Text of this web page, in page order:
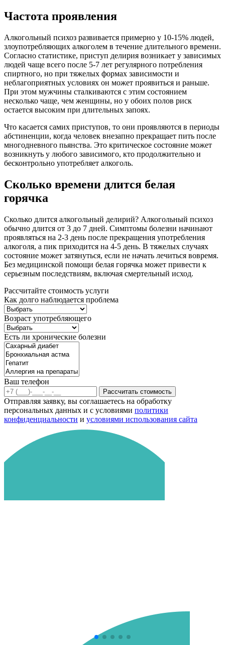
Частота проявления
Алкогольный психоз развивается примерно у 10-15% людей,
злоупотребляющих алкоголем в течение длительного времени.
Согласно статистике, приступ делирия возникает у зависимых
людей чаще всего после 5-7 лет регулярного потребления
спиртного, но при тяжелых формах зависимости и
неблагоприятных условиях он может проявиться и раньше.
При этом мужчины сталкиваются с этим состоянием
несколько чаще, чем женщины, но у обоих полов риск
остается высоким при длительных запоях.
Что касается самих приступов, то они проявляются в периоды
абстиненции, когда человек внезапно прекращает пить после
многодневного пьянства. Это критическое состояние может
возникнуть у любого зависимого, кто продолжительно и
бесконтрольно употребляет алкоголь.
Сколько времени длится белая
горячка
Сколько длится алкогольный делирий? Алкогольный психоз
обычно длится от 3 до 7 дней. Симптомы болезни начинают
проявляться на 2-3 день после прекращения употребления
алкоголя, а пик приходится на 4-5 день. В тяжелых случаях
состояние может затянуться, если не начать лечиться вовремя.
Без медицинской помощи белая горячка может привести к
серьезным последствиям, включая смертельный исход.
Рассчитайте стоимость услуги
Как долго наблюдается проблема
Возраст употребляющего
Есть ли хронические болезни
Ваш телефон
Рассчитать стоимость
Отправляя заявку, вы соглашаетесь на обработку
персональных данных и с условиями политики
конфиденциальности и условиями использования сайта